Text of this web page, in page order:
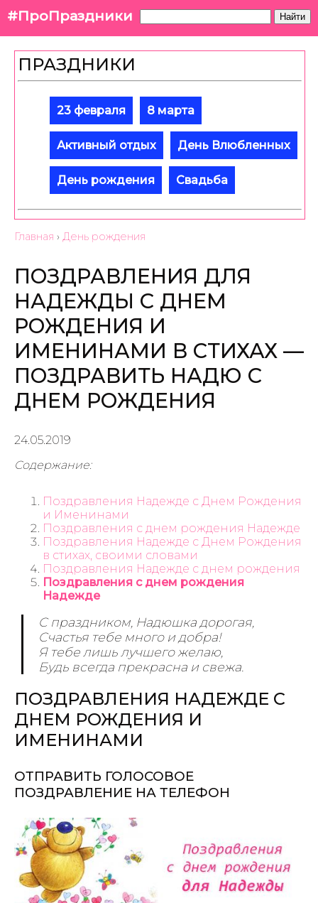
#ПроПраздники Найти
ПРАЗДНИКИ
23 февраля 8 марта
Активный отдых День Влюбленных
День рождения Свадьба
Главная › День рождения
ПОЗДРАВЛЕНИЯ ДЛЯ
НАДЕЖДЫ С ДНЕМ
РОЖДЕНИЯ И
ИМЕНИНАМИ В СТИХАХ —
ПОЗДРАВИТЬ НАДЮ С
ДНЕМ РОЖДЕНИЯ
24.05.2019
Содержание:
Поздравления Надежде с Днем Рождения
и Именинами
Поздравления с днем рождения Надежде
Поздравления Надежде с Днем Рождения
в стихах, своими словами
Поздравления Надежде с днем рождения
Поздравления с днем рождения
Надежде
С праздником, Надюшка дорогая,
Счастья тебе много и добра!
Я тебе лишь лучшего желаю,
Будь всегда прекрасна и свежа.
ПОЗДРАВЛЕНИЯ НАДЕЖДЕ С
ДНЕМ РОЖДЕНИЯ И
ИМЕНИНАМИ
ОТПРАВИТЬ ГОЛОСОВОЕ
ПОЗДРАВЛЕНИЕ НА ТЕЛЕФОН